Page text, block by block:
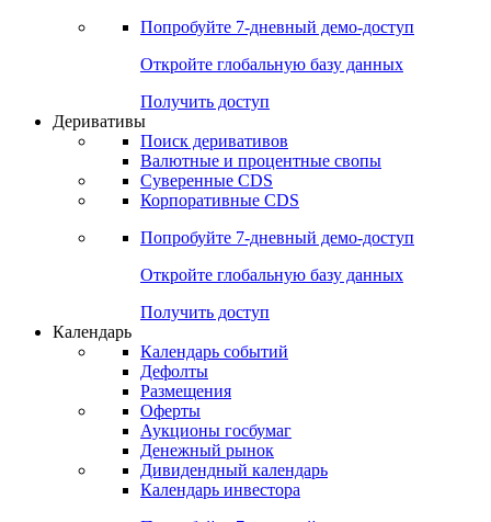
Попробуйте 7-дневный демо-доступ
Откройте глобальную базу данных
Получить доступ
Деривативы
Поиск деривативов
Валютные и процентные свопы
Суверенные CDS
Корпоративные CDS
Попробуйте 7-дневный демо-доступ
Откройте глобальную базу данных
Получить доступ
Календарь
Календарь событий
Дефолты
Размещения
Оферты
Аукционы госбумаг
Денежный рынок
Дивидендный календарь
Календарь инвестора